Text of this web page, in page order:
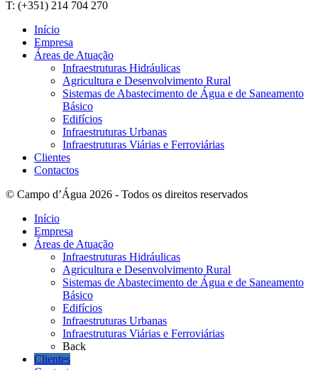
T: (+351) 214 704 270
Início
Empresa
Áreas de Atuação
Infraestruturas Hidráulicas
Agricultura e Desenvolvimento Rural
Sistemas de Abastecimento de Água e de Saneamento
Básico
Edifícios
Infraestruturas Urbanas
Infraestruturas Viárias e Ferroviárias
Clientes
Contactos
© Campo d’Água 2026 - Todos os direitos reservados
Início
Empresa
Áreas de Atuação
Infraestruturas Hidráulicas
Agricultura e Desenvolvimento Rural
Sistemas de Abastecimento de Água e de Saneamento
Básico
Edifícios
Infraestruturas Urbanas
Infraestruturas Viárias e Ferroviárias
Back
Clientes